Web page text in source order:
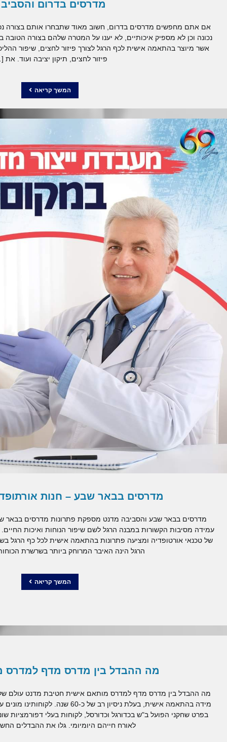
מאוד שתבחרו אותם בצורה נכונה שכן, מדרסים שלא נבחרים בצורה
על המטרה שלהם בצורה הטובה ביותר. מדרסים מהווים אביזר אורתופדי
פיזור לחצים, שיפור ההליכה, תיקון ההליכה, תיקון ליקויי הליכה,
– חנות אורתופדיה בבאר שבע
פתרונות מדרסים בבאר שבע בהתאמה אישית לסובלים מקשיי
שיפור הנוחות ואיכות החיים. מדנט מעמידה עבור הציבור צוות מיומן
בהתאמה אישית לכל כף הרגל בשיטות שונות לכל המטרות הנדרשות. כף
המרוחק ביותר בשרשרת הכוחות של הגפה […]
מדרס מדף למדרס מותאם אישית
אישית חטיבת מדנט עולם של בריאות מייצרת ומתאימה מדרס לפי
מידה בהתאמה אישית, בעלת ניסיון רב של כ-60 שנה. לקוחותינו מונים עובדי תעשייה, שחקני ספורט מקצועים,
לקוחות בעלי דפורמציות שונות בכפות הרגלים וללקוחות הדואגים
היומיומי. גלו את ההבדלים החשובים בין […]